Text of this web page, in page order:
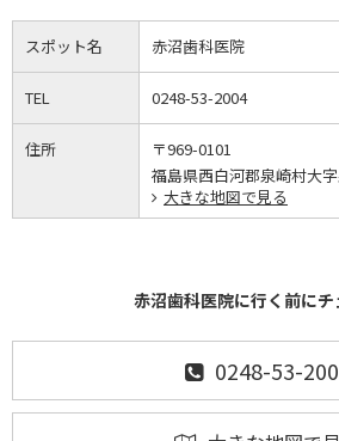
スポット名 赤沼歯科医院
TEL 0248-53-2004
住所
〒969-0101
福島県西白河郡泉崎村大
大きな地図で見る
赤沼歯科医院に行く前にチ
0248-53-